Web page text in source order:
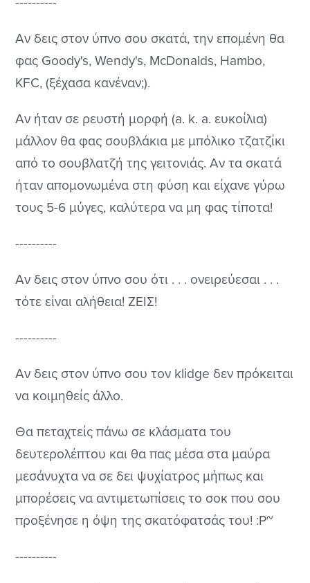
Αν δεις στον ύπνο σου σκατά, την επομένη θα
φας Goody's, Wendy's, McDonalds, Hambo,
KFC, (ξέχασα κανέναν;).
Αν ήταν σε ρευστή μορφή (a. k. a. ευκοίλια)
μάλλον θα φας σουβλάκια με μπόλικο τζατζίκι
από το σουβλατζή της γειτονιάς. Αν τα σκατά
ήταν απομονωμένα στη φύση και είχανε γύρω
τους 5-6 μύγες, καλύτερα να μη φας τίποτα!
----------
Αν δεις στον ύπνο σου ότι . . . ονειρεύεσαι . . .
τότε είναι αλήθεια! ΖΕΙΣ!
----------
Αν δεις στον ύπνο σου τον klidge δεν πρόκειται
να κοιμηθείς άλλο.
Θα πεταχτείς πάνω σε κλάσματα του
δευτερολέπτου και θα πας μέσα στα μαύρα
μεσάνυχτα να σε δει ψυχίατρος μήπως και
μπορέσεις να αντιμετωπίσεις το σοκ που σου
προξένησε η όψη της σκατόφατσάς του! :P~
----------